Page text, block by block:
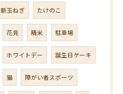
新玉ねぎ たけのこ
花見 精米 駐車場
ホワイトデー 誕生日ケーキ
猫 障がい者スポーツ